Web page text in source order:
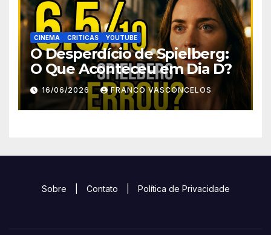
CINEMA CRITICAS YOUTUBE
O Desperdício de Spielberg:
O Que Aconteceu em Dia D?
16/06/2026 FRANCO VASCONCELOS
Sobre Contato Política de Privacidade